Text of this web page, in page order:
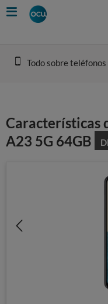
Skip
to
Todo sobre teléfonos
Características
A23 5G 64GB